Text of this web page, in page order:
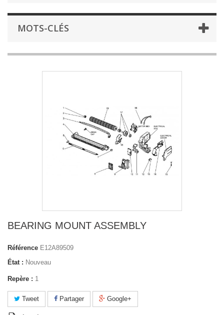
MOTS-CLÉS
BEARING MOUNT ASSEMBLY
Référence E12A89509
État : Nouveau
Repère : 1
Tweet Partager Google+